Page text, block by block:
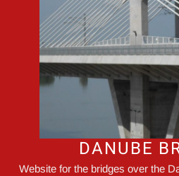
DANUBE
Website for the bridges over the